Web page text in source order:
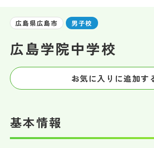
学校動画
帰国生受験情報
広島県広島市 男子校
広島学院中学校
お気に入りに追加す
基本情報